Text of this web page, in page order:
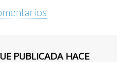
PUBLICADA HACE